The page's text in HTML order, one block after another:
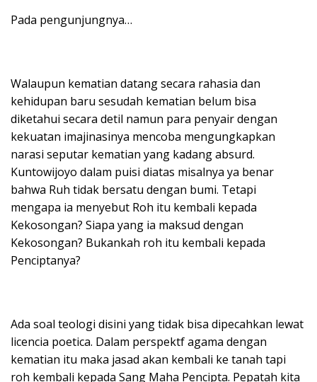
Pada pengunjungnya…
Walaupun kematian datang secara rahasia dan
kehidupan baru sesudah kematian belum bisa
diketahui secara detil namun para penyair dengan
kekuatan imajinasinya mencoba mengungkapkan
narasi seputar kematian yang kadang absurd.
Kuntowijoyo dalam puisi diatas misalnya ya benar
bahwa Ruh tidak bersatu dengan bumi. Tetapi
mengapa ia menyebut Roh itu kembali kepada
Kekosongan? Siapa yang ia maksud dengan
Kekosongan? Bukankah roh itu kembali kepada
Penciptanya?
Ada soal teologi disini yang tidak bisa dipecahkan lewat
licencia poetica. Dalam perspektf agama dengan
kematian itu maka jasad akan kembali ke tanah tapi
roh kembali kepada Sang Maha Pencipta. Pepatah kita